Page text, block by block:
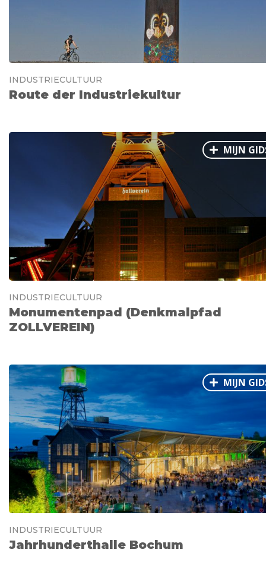
INDUSTRIECULTUUR
Route der Industriekultur
MIJN
INDUSTRIECULTUUR
Monumentenpad (Denkmalpfad
ZOLLVEREIN)
MIJN
INDUSTRIECULTUUR
Jahrhunderthalle Bochum